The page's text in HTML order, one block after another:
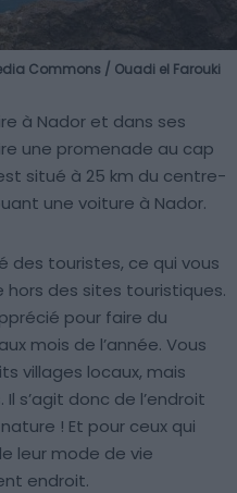
Commons / Ouadi el Farouki
à Nador et dans ses
une promenade au cap
situé à 25 km du centre-
une voiture à Nador.
des touristes, ce qui vous
des sites touristiques.
pour faire du
mois de l’année. Vous
villages locaux, mais
s’agit donc de l’endroit
! Et pour ceux qui
leur mode de vie
endroit.